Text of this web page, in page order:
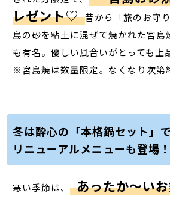
レゼント♡ 昔から「旅のお守
島の砂を粘土に混ぜて焼かれた宮島
も有名。優しい風合いがとっても上
※宮島焼は数量限定。なくなり次第
冬は酔心の「本格鍋セット」
リニューアルメニューも登場！
寒い季節は、 あったか～い